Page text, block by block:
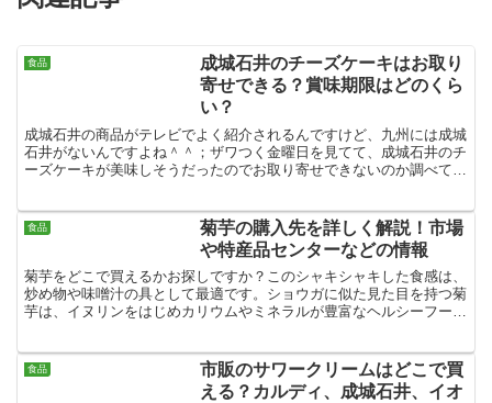
食品
成城石井のチーズケーキはお取り
寄せできる？賞味期限はどのくら
い？
成城石井の商品がテレビでよく紹介されるんですけど、九州には成城
石井がないんですよね＾＾；ザワつく金曜日を見てて、成城石井のチ
ーズケーキが美味しそうだったのでお取り寄せできないのか調べてみ
食品
菊芋の購入先を詳しく解説！市場
や特産品センターなどの情報
菊芋をどこで買えるかお探しですか？このシャキシャキした食感は、
炒め物や味噌汁の具として最適です。ショウガに似た見た目を持つ菊
芋は、イヌリンをはじめカリウムやミネラルが豊富なヘルシーフード
食品
市販のサワークリームはどこで買
える？カルディ、成城石井、イオ